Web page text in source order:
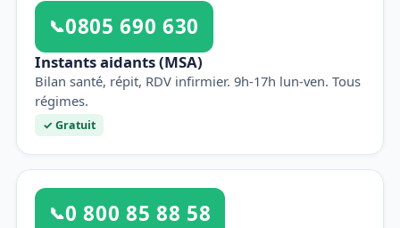
📞0805 690 630
Instants aidants (MSA)
Bilan santé, répit, RDV infirmier. 9h-17h lun-ven. Tous
régimes.
✓ Gratuit
📞0 800 85 88 58